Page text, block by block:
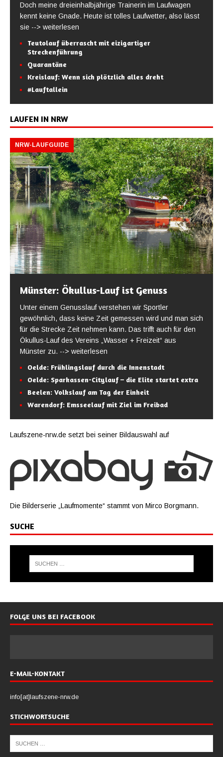
Doch meine dreieinhalbjährige Trainerin im Laufwagen
kennt keine Gnade. Heute ist tolles Laufwetter, also lässt
sie --> weiterlesen
Teutolauf überrascht mit eizigartiger
Streckenführung
Quarantäne
Kreislauf: Wenn sich plötzlich alles dreht
#Lauftallein
LAUFEN IN NRW
NRW-LAUFGUIDE
Münster: Ökullus-Lauf ist Genuss
Unter einem Genusslauf verstehen wir Sportler
gewöhnlich, dass keine Zeit gemessen wird und man sich
für die Strecke Zeit nehmen kann. Das trifft auch für den
Ökullus-Lauf des Vereins „Wasser + Freizeit“ aus
Münster zu. --> weiterlesen
Oelde: Frühlingslauf durch die Innenstadt
Oelde: Sparkassen-Citylauf – die Elite startet extra
Beelen: Volkslauf am Tag der Einheit
Warendorf: Emsseelauf mit Ziel im Freibad
Laufszene-nrw.de setzt bei seiner Bildauswahl auf
Die Bilderserie „Laufmomente“ stammt von Mirco Borgmann.
SUCHE
FOLGE UNS BEI FACEBOOK
E-MAIL-KONTAKT
info[at]laufszene-nrw.de
STICHWORTSUCHE